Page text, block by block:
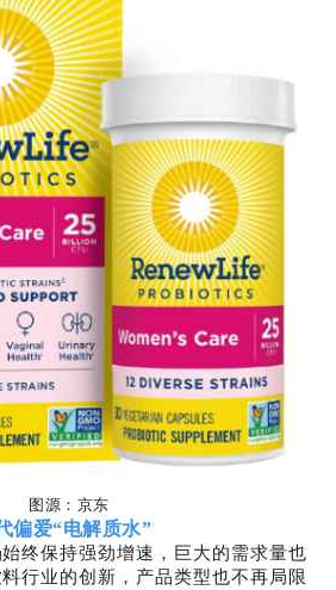
图源：京东
偏爱“电解质水”
终保持强劲增速，巨大的需求量也
行业的创新，产品类型也不再局限